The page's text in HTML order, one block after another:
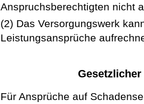
Anspruchsberechtigten nicht
(2) Das Versorgungswerk
Leistungsansprüche
Für Ansprüche auf